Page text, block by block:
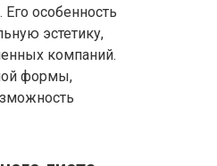
особенность
эстетику,
компаний.
формы,